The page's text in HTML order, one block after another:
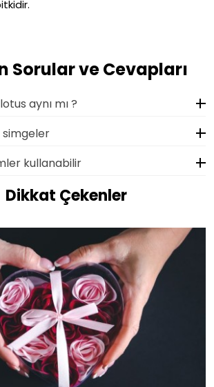
Sorular ve Cevapları
aynı mı ?
simgeler
kullanabilir
Dikkat Çekenler